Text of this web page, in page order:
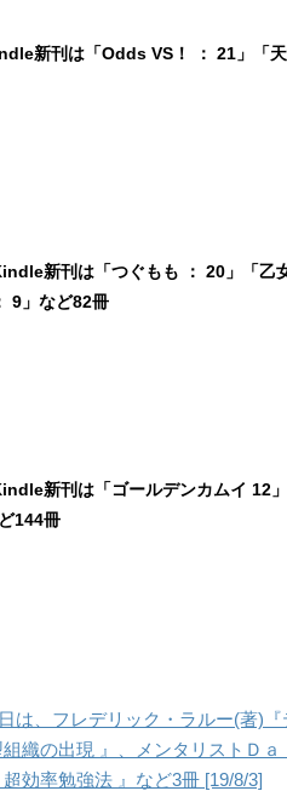
新刊は「Odds VS！ ： 21」「
新刊は「つぐもも ： 20」「乙
9」など82冊
新刊は「ゴールデンカムイ 12
144冊
は、フレデリック・ラルー(著)
織の出現 』、メンタリストＤ
効率勉強法 』など3冊 [19/8/3]